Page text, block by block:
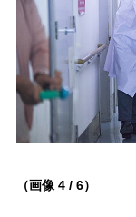
（画像 4 / 6）